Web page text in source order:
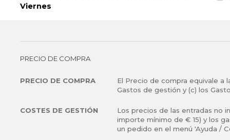
Esta entrada se enviará como e-ticket.
Esta entrada es válida el: Sábado
Esta entrada se enviará como e-ticket.
Viernes
Esta entrada es válida el: Viernes
Asientos libres
PRECIO DE COMPRA
PRECIO DE COMPRA
El Precio de compra equivale a
Gastos de gestión y (c) los
COSTES DE GESTIÓN
Los precios de las entradas no
importe mínimo de € 15) y los
un pedido en el menú 'Ayuda /